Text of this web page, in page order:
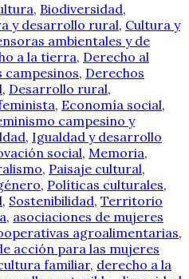
, Biodiversidad,
y desarrollo rural, Cultura y
ambientales y de
a la tierra, Derecho al
campesinos, Derechos
, Desarrollo rural,
, Economía social,
campesino y
, Igualdad y desarrollo
social, Memoria,
, Paisaje cultural,
, Políticas culturales,
, Sostenibilidad, Territorio
, asociaciones de mujeres
agroalimentarias,
acción para las mujeres
familiar, derecho a la